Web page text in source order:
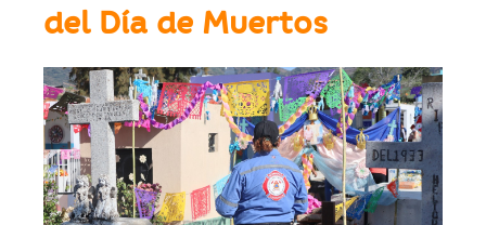
del Día de Muertos